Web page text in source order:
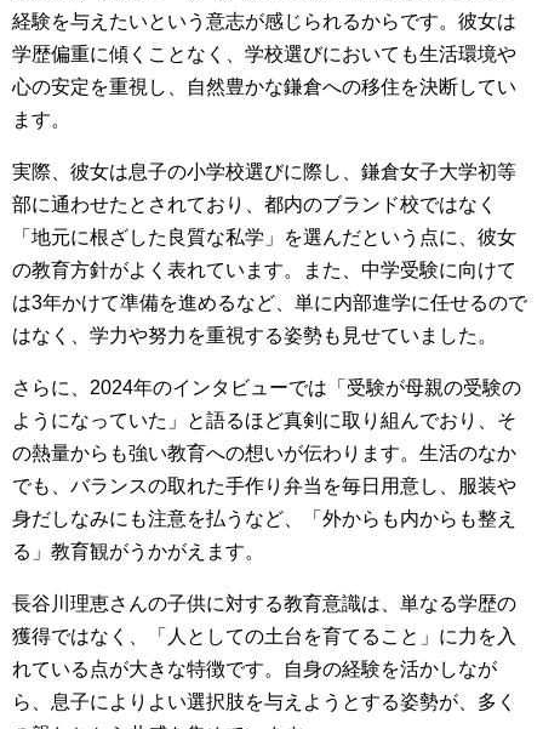
経験を与えたいという意志が感じられるからです。彼女は
学歴偏重に傾くことなく、学校選びにおいても生活環境や
心の安定を重視し、自然豊かな鎌倉への移住を決断してい
ます。
実際、彼女は息子の小学校選びに際し、鎌倉女子大学初等
部に通わせたとされており、都内のブランド校ではなく
「地元に根ざした良質な私学」を選んだという点に、彼女
の教育方針がよく表れています。また、中学受験に向けて
は3年かけて準備を進めるなど、単に内部進学に任せるので
はなく、学力や努力を重視する姿勢も見せていました。
さらに、2024年のインタビューでは「受験が母親の受験の
ようになっていた」と語るほど真剣に取り組んでおり、そ
の熱量からも強い教育への想いが伝わります。生活のなか
でも、バランスの取れた手作り弁当を毎日用意し、服装や
身だしなみにも注意を払うなど、「外からも内からも整え
る」教育観がうかがえます。
長谷川理恵さんの子供に対する教育意識は、単なる学歴の
獲得ではなく、「人としての土台を育てること」に力を入
れている点が大きな特徴です。自身の経験を活かしなが
ら、息子によりよい選択肢を与えようとする姿勢が、多く